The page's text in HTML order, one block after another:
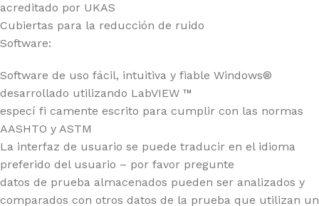
acreditado por UKAS
Cubiertas para la reducción de ruido
Software:
Software de uso fácil, intuitiva y fiable Windows®
desarrollado utilizando LabVIEW ™
especí fi camente escrito para cumplir con las normas
AASHTO y ASTM
La interfaz de usuario se puede traducir en el idioma
preferido del usuario – por favor pregunte
datos de prueba almacenados pueden ser analizados y
comparados con otros datos de la prueba que utilizan un